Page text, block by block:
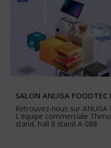
SALON ANUGA
Retrouvez-nous sur ANUGA
L'équipe commerciale
stand, hall 8 stand A-088